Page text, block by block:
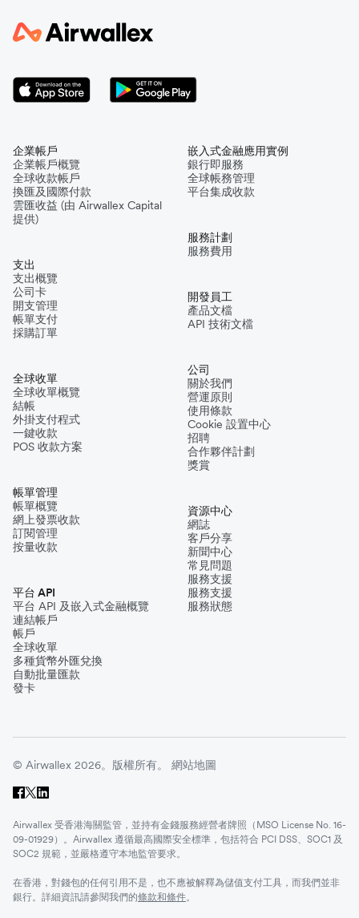
企業帳戶
企業帳戶概覽
全球收款帳戶
換匯及國際付款
雲匯收益 (由 Airwallex Capital
提供)
支出
支出概覽
公司卡
開支管理
帳單支付
採購訂單
全球收單
全球收單概覽
結帳
外掛支付程式
一鍵收款
POS 收款方案
帳單管理
帳單概覽
網上發票收款
訂閱管理
按量收款
平台 API
平台 API 及嵌入式金融概覽
連結帳戶
帳戶
全球收單
多種貨幣外匯兌換
自動批量匯款
發卡
嵌入式金融應用實例
銀行即服務
全球帳務管理
平台集成收款
服務計劃
服務費用
開發員工
產品文檔
API 技術文檔
公司
關於我們
營運原則
使用條款
Cookie 設置中心
招聘
合作夥伴計劃
獎賞
資源中心
網誌
客戶分享
新聞中心
常見問題
服務支援
服務支援
服務狀態
© Airwallex 2026。版權所有。 網站地圖
Airwallex 受香港海關監管，並持有金錢服務經營者牌照（MSO License No. 16-
09-01929）。Airwallex 遵循最高國際安全標準，包括符合 PCI DSS、SOC1 及
SOC2 規範，並嚴格遵守本地監管要求。
在香港，對錢包的任何引用不是，也不應被解釋為儲值支付工具，而我們並非
銀行。詳細資訊請參閱我們的條款和條件。